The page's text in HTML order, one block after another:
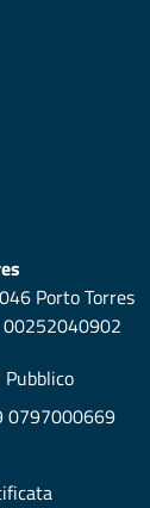
Porto Torres
00252040902
0797000669